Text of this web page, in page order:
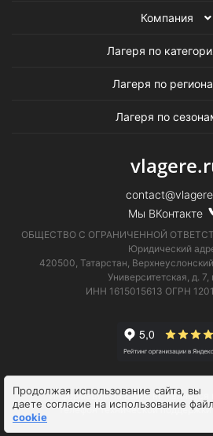
Продолжая использование сайта, вы
даете согласие на использование
cookie
Компания
Лагеря по
Лагеря по
Лагеря по
Мы ВКонтакте
ОБЩЕСТВО С ОГРАНИЧЕННОЙ
Юридический
420500, Татарстан,
Университетская, д. 7,
ИНН 1615015613 ОГРН
Информация на сайте не является
Телефон технической поддержки